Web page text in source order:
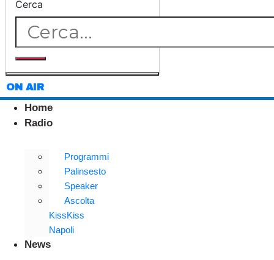
Cerca
ON AIR
Home
Radio
Programmi
Palinsesto
Speaker
Ascolta
KissKiss
Napoli
News